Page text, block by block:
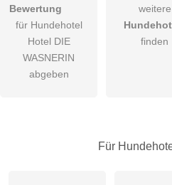
Hiermit akzeptiere ich die
Die Datenschutzerklärung habe
öffentliche Frage stellen
Klicken Sie hier um eine
Bewertung
für Hundehotel
Hotel DIE
WASNERIN
abgeben
weitere
finden
Für